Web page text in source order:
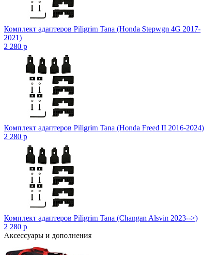
Комплект адаптеров Piligrim Tana (Honda Stepwgn 4G 2017-
2021)
2 280 p
Комплект адаптеров Piligrim Tana (Honda Freed II 2016-2024)
2 280 p
Комплект адаптеров Piligrim Tana (Changan Alsvin 2023-->)
2 280 p
Аксессуары и дополнения